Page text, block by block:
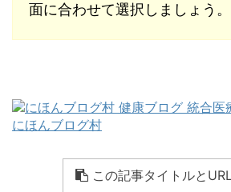
面に合わせて選択しましょう。
にほんブログ村
この記事タイトルと